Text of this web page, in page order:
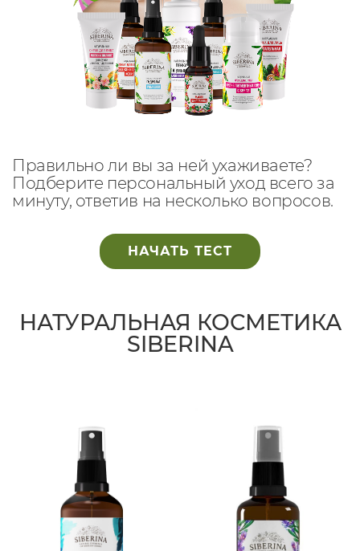
Правильно ли вы за ней ухаживаете?
Подберите персональный уход всего за
минуту, ответив на несколько вопросов.
НАЧАТЬ ТЕСТ
НАТУРАЛЬНАЯ КОСМЕТИКА
SIBERINA